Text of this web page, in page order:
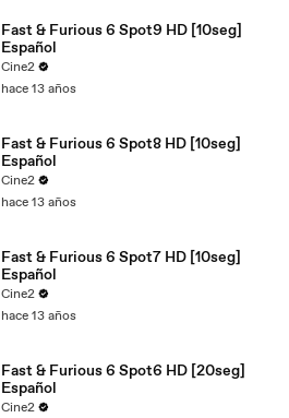
Fast & Furious 6 Spot9 HD [10seg]
Español
Cine2
hace 13 años
Fast & Furious 6 Spot8 HD [10seg]
Español
Cine2
hace 13 años
Fast & Furious 6 Spot7 HD [10seg]
Español
Cine2
hace 13 años
Fast & Furious 6 Spot6 HD [20seg]
Español
Cine2